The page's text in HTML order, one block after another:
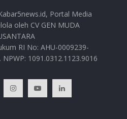
Portal Media
oleh CV GEN MUDA
RI No: AHU-0009239-
1091.0312.1123.9016